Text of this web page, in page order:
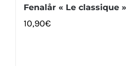
Fenalår « Le classique »
10,90€